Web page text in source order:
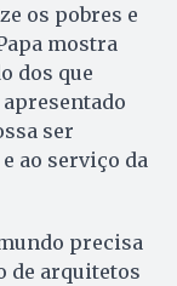
os pobres e
mostra
dos que
ser
ao serviço da
precisa
de arquitetos